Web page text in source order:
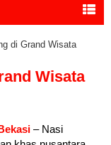
di Grand Wisata
Wisata
– Nasi